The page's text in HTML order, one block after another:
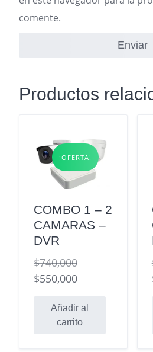
comente.
Productos
¡OFERTA!
COMBO 1 – 2
CAMARAS –
DVR
$740,000
El
original
$550,000
precio
actual
Añadir al
carrito